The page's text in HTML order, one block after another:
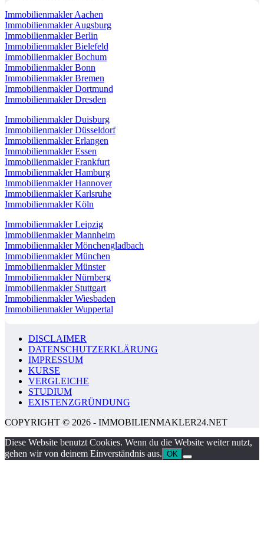
Immobilienmakler Aachen
Immobilienmakler Augsburg
Immobilienmakler Berlin
Immobilienmakler Bielefeld
Immobilienmakler Bochum
Immobilienmakler Bonn
Immobilienmakler Bremen
Immobilienmakler Dortmund
Immobilienmakler Dresden
Immobilienmakler Duisburg
Immobilienmakler Düsseldorf
Immobilienmakler Erlangen
Immobilienmakler Essen
Immobilienmakler Frankfurt
Immobilienmakler Hamburg
Immobilienmakler Hannover
Immobilienmakler Karlsruhe
Immobilienmakler Köln
Immobilienmakler Leipzig
Immobilienmakler Mannheim
Immobilienmakler Mönchengladbach
Immobilienmakler München
Immobilienmakler Münster
Immobilienmakler Nürnberg
Immobilienmakler Stuttgart
Immobilienmakler Wiesbaden
Immobilienmakler Wuppertal
DISCLAIMER
DATENSCHUTZERKLÄRUNG
IMPRESSUM
KURSE
VERGLEICHE
STUDIUM
EXISTENZGRÜNDUNG
COPYRIGHT © 2026 - IMMOBILIENMAKLER24.NET
Diese Website benutzt Cookies. Wenn du die Website weiter nutzt,
gehen wir von deinem Einverständnis aus. OK